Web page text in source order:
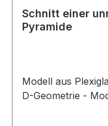
Schnitt einer
Pyramide
Modell aus
D-Geometrie -